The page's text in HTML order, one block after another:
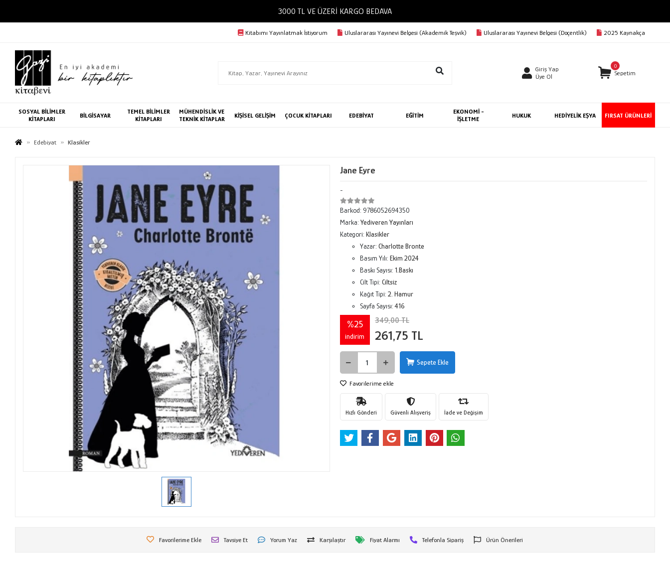
3000 TL VE ÜZERİ KARGO BEDAVA
Kitabımı Yayınlatmak İstiyorum Uluslararası Yayınevi Belgesi (Akademik Teşvik) Uluslararası Yayınevi Belgesi (Doçentlik) 2025 Kaynakça
Giriş Yap
Üye Ol
0
Sepetim
SOSYAL BİLİMLER
KİTAPLARI
BİLGİSAYAR
TEMEL BİLİMLER
KİTAPLARI
MÜHENDİSLİK VE
TEKNİK KİTAPLAR
KİŞİSEL GELİŞİM ÇOCUK KİTAPLARI EDEBİYAT EĞİTİM
EKONOMİ -
İŞLETME
HUKUK HEDİYELİK EŞYA FIRSAT ÜRÜNLERİ
Edebiyat Klasikler
Jane Eyre
-
Barkod: 9786052694350
Marka: Yediveren Yayınları
Kategori: Klasikler
Yazar: Charlotte Bronte
Basım Yılı: Ekim 2024
Baskı Sayısı: 1.Baskı
Cilt Tipi: Ciltsiz
Kağıt Tipi: 2. Hamur
Sayfa Sayısı:416
%25
indirim
349,00 TL
261,75 TL
Sepete Ekle
Favorilerime ekle
Hızlı Gönderi Güvenli Alışveriş İade ve Değişim
Favorilerime Ekle Tavsiye Et Yorum Yaz Karşılaştır Fiyat Alarmı Telefonla Sipariş Ürün Önerileri